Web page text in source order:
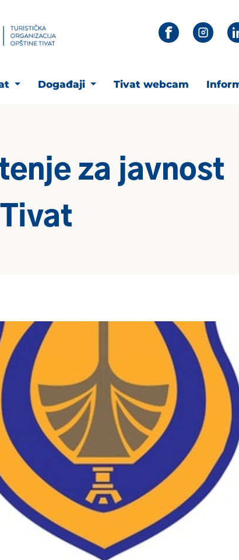
Događaji Tivat webcam
za javnost